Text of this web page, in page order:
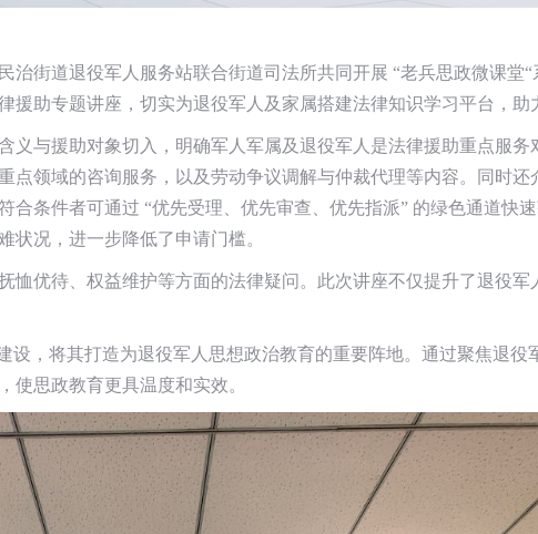
治街道退役军人服务站联合街道司法所共同开展 “老兵思政微课堂
助专题讲座，切实为退役军人及家属搭建法律知识学习平台，助
义与援助对象切入，明确军人军属及退役军人是法律援助重点服
领域的咨询服务，以及劳动争议调解与仲裁代理等内容。同时
合条件者可通过 “优先受理、优先审查、优先指派” 的绿色通道快
状况，进一步降低了申请门槛。
优待、权益维护等方面的法律疑问。此次讲座不仅提升了退役
设，将其打造为退役军人思想政治教育的重要阵地。通过聚焦退
使思政教育更具温度和实效。